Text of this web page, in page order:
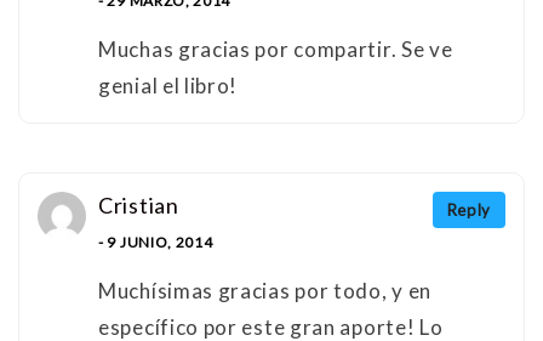
Muchas gracias por compartir. Se ve
genial el libro!
Reply
Cristian
- 9 JUNIO, 2014
Muchísimas gracias por todo, y en
específico por este gran aporte! Lo